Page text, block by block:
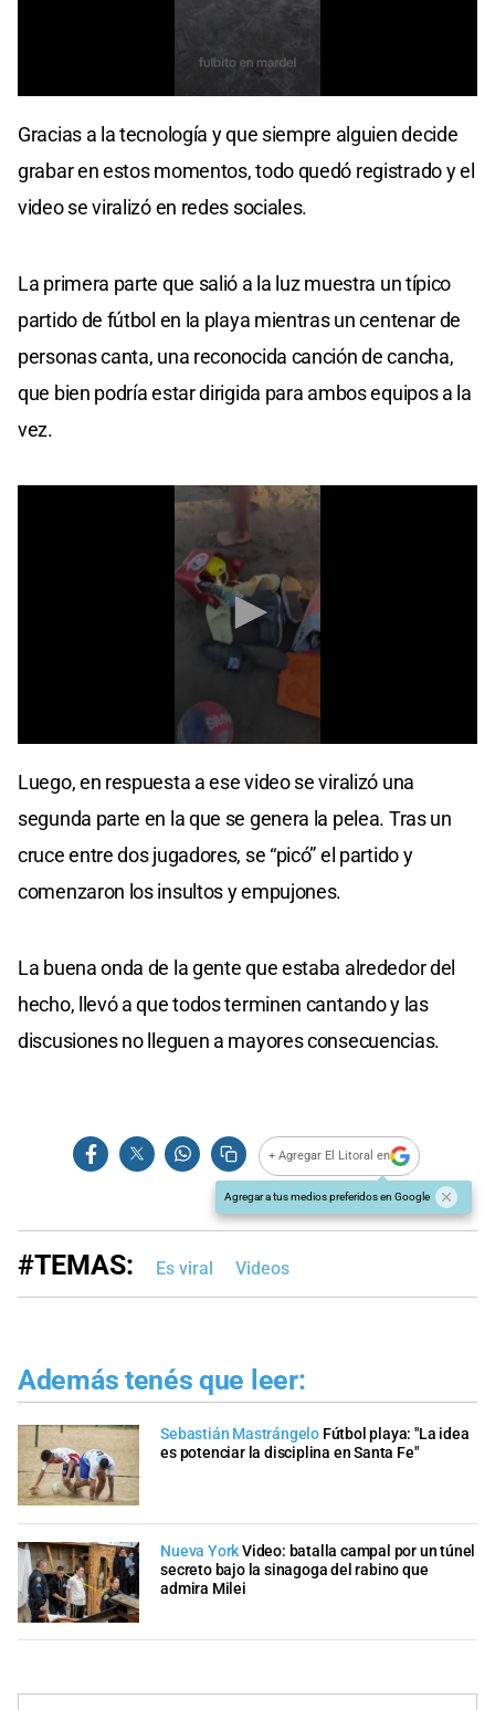
of
seconds
Gracias a la tecnología y que siempre alguien decide
grabar en estos momentos, todo quedó registrado y el
video se viralizó en redes sociales.
La primera parte que salió a la luz muestra un típico
partido de fútbol en la playa mientras un centenar de
personas canta, una reconocida canción de cancha,
que bien podría estar dirigida para ambos equipos a la
vez.
of
seconds
Luego, en respuesta a ese video se viralizó una
segunda parte en la que se genera la pelea. Tras un
cruce entre dos jugadores, se “picó” el partido y
comenzaron los insultos y empujones.
La buena onda de la gente que estaba alrededor del
hecho, llevó a que todos terminen cantando y las
discusiones no lleguen a mayores consecuencias.
+ Agregar El Litoral en
Agregar a tus medios preferidos en Google
#TEMAS: Es viral Videos
Además tenés que leer:
Sebastián Mastrángelo Fútbol playa: "La idea
es potenciar la disciplina en Santa Fe"
Nueva YorkVideo: batalla campal por un túnel
secreto bajo la sinagoga del rabino que
admira Milei